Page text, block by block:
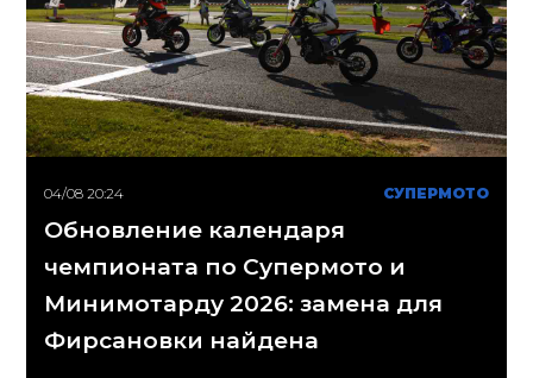
04/08 20:24 СУПЕРМОТО
Обновление календаря
чемпионата по Супермото и
Минимотарду 2026: замена для
Фирсановки найдена